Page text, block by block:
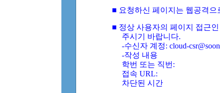
■ 요청하신 페이지는 웹공격
■ 정상 사용자의 페이지 접근
주시기 바랍니다.
-수신자 계정: cloud-
-작성 내용
학번 또는 직번:
접속 URL:
차단된 시간